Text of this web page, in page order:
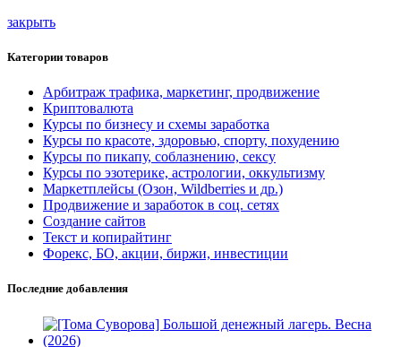
закрыть
Категории товаров
Арбитраж трафика, маркетинг, продвижение
Криптовалюта
Курсы по бизнесу и схемы заработка
Курсы по красоте, здоровью, спорту, похудению
Курсы по пикапу, соблазнению, сексу
Курсы по эзотерике, астрологии, оккультизму
Маркетплейсы (Озон, Wildberries и др.)
Продвижение и заработок в соц. сетях
Создание сайтов
Текст и копирайтинг
Форекс, БО, акции, биржи, инвестиции
Последние добавления